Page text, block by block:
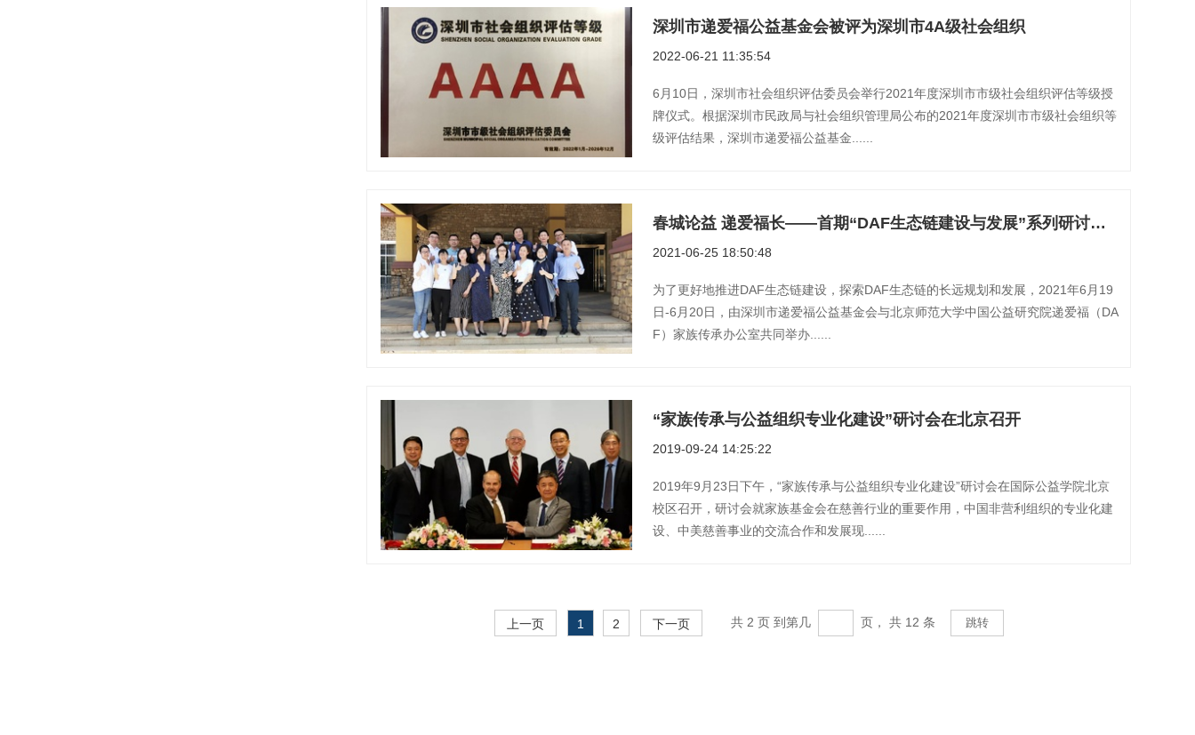
深圳市递爱福公益基金会被评为深圳市4A级社会组织
2022-06-21 11:35:54
6月10日，深圳市社会组织评估委员会举行2021年度深圳市市级社会组织评估等级授
牌仪式。根据深圳市民政局与社会组织管理局公布的2021年度深圳市市级社会组织等
级评估结果，深圳市递爱福公益基金......
春城论益 递爱福长——首期“DAF生态链建设与发展”系列研讨会顺利召开
2021-06-25 18:50:48
为了更好地推进DAF生态链建设，探索DAF生态链的长远规划和发展，2021年6月19
日-6月20日，由深圳市递爱福公益基金会与北京师范大学中国公益研究院递爱福（DA
F）家族传承办公室共同举办......
“家族传承与公益组织专业化建设”研讨会在北京召开
2019-09-24 14:25:22
2019年9月23日下午，“家族传承与公益组织专业化建设”研讨会在国际公益学院北京
校区召开，研讨会就家族基金会在慈善行业的重要作用，中国非营利组织的专业化建
设、中美慈善事业的交流合作和发展现......
上一页 1 2 下一页 共 2 页 到第几 页， 共 12 条 跳转